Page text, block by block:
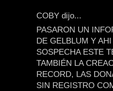
COBY dijo...
PASARON UN
DE GELBLUM Y
SOSPECHA ESTE
TAMBIÉN LA
RECORD, LAS
SIN REGISTRO